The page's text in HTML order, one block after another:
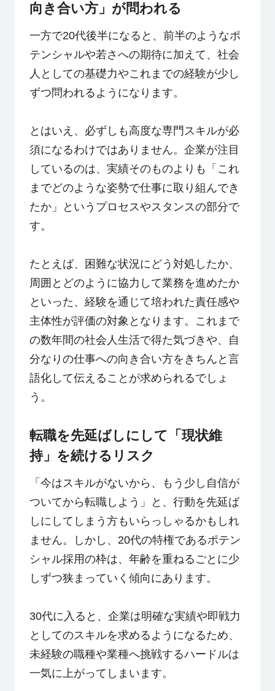
向き合い方」が問われる
一方で20代後半になると、前半のようなポ
テンシャルや若さへの期待に加えて、社会
人としての基礎力やこれまでの経験が少し
ずつ問われるようになります。
とはいえ、必ずしも高度な専門スキルが必
須になるわけではありません。企業が注目
しているのは、実績そのものよりも「これ
までどのような姿勢で仕事に取り組んでき
たか」というプロセスやスタンスの部分で
す。
たとえば、困難な状況にどう対処したか、
周囲とどのように協力して業務を進めたか
といった、経験を通じて培われた責任感や
主体性が評価の対象となります。これまで
の数年間の社会人生活で得た気づきや、自
分なりの仕事への向き合い方をきちんと言
語化して伝えることが求められるでしょ
う。
転職を先延ばしにして「現状維
持」を続けるリスク
「今はスキルがないから、もう少し自信が
ついてから転職しよう」と、行動を先延ば
しにしてしまう方もいらっしゃるかもしれ
ません。しかし、20代の特権であるポテン
シャル採用の枠は、年齢を重ねるごとに少
しずつ狭まっていく傾向にあります。
30代に入ると、企業は明確な実績や即戦力
としてのスキルを求めるようになるため、
未経験の職種や業種へ挑戦するハードルは
一気に上がってしまいます。